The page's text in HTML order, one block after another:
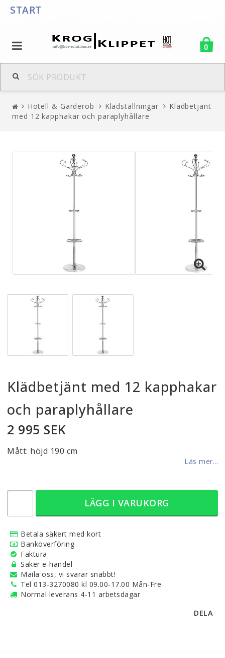
START
0
Hotell & Garderob Klädställningar
Klädbetjänt
med 12 kapphakar och paraplyhållare
Klädbetjänt med 12 kapphakar
och paraplyhållare
2 995 SEK
Mått: höjd 190 cm
Läs mer...
LÄGG I VARUKORG
Betala säkert med kort
Banköverföring
Faktura
Säker e-handel
Maila oss, vi svarar snabbt!
Tel 013-3270080 kl 09.00-17.00 Mån-Fre
Normal leverans 4-11 arbetsdagar
DELA